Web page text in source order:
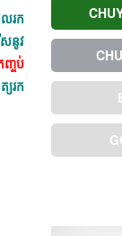
រក
សនូវ
ញ្ចប់
យរក